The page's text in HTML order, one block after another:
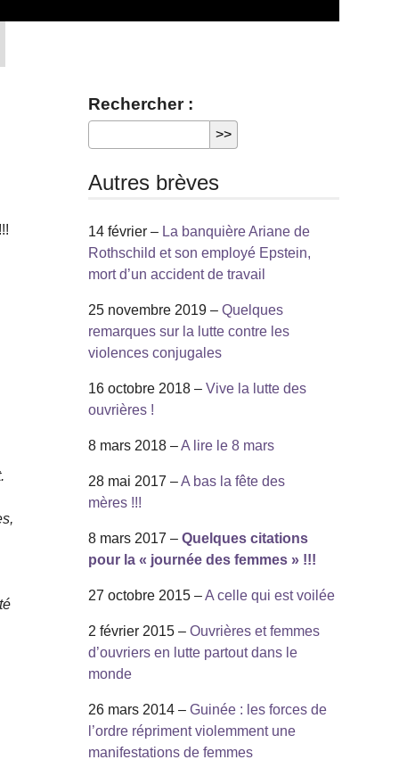
Rechercher :
Autres brèves
14 février – La banquière Ariane de
Rothschild et son employé Epstein,
mort d’un accident de travail
25 novembre 2019 – Quelques
remarques sur la lutte contre les
violences conjugales
16 octobre 2018 – Vive la lutte des
ouvrières !
8 mars 2018 –A lire le 8 mars
28 mai 2017 –A bas la fête des
mères !!!
8 mars 2017 – Quelques citations
pour la « journée des femmes » !!!
27 octobre 2015 –A celle qui est voilée
2 février 2015 – Ouvrières et femmes
d’ouvriers en lutte partout dans le
monde
26 mars 2014 – Guinée : les forces de
l’ordre répriment violemment une
manifestations de femmes